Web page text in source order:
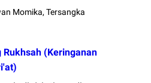
Momika, Tersangka
(Keringanan